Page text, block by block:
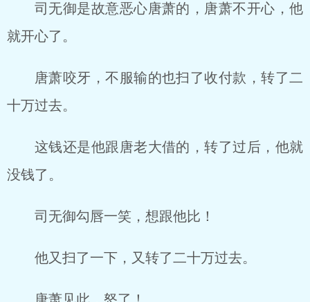
司无御是故意恶心唐萧的，唐萧不开心，他
就开心了。
唐萧咬牙，不服输的也扫了收付款，转了二
十万过去。
这钱还是他跟唐老大借的，转了过后，他就
没钱了。
司无御勾唇一笑，想跟他比！
他又扫了一下，又转了二十万过去。